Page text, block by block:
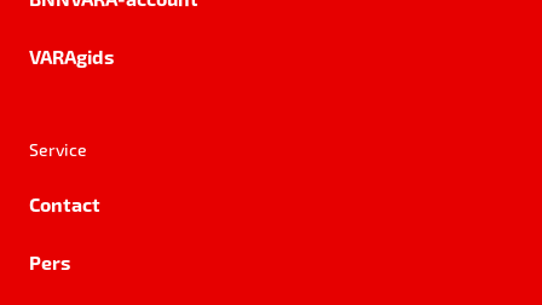
VARAgids
Service
Contact
Pers